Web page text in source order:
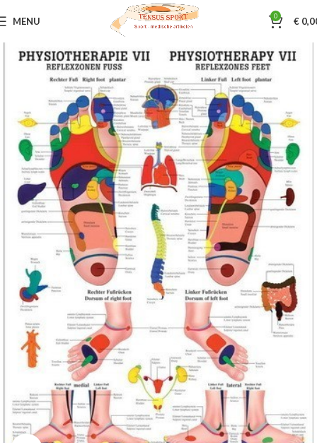
MENU 0 €
Home Sportmassage Poster - skeletmodelen